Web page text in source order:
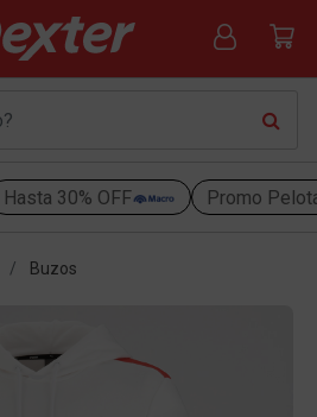
Hasta 30% OFF Promo
Buzos